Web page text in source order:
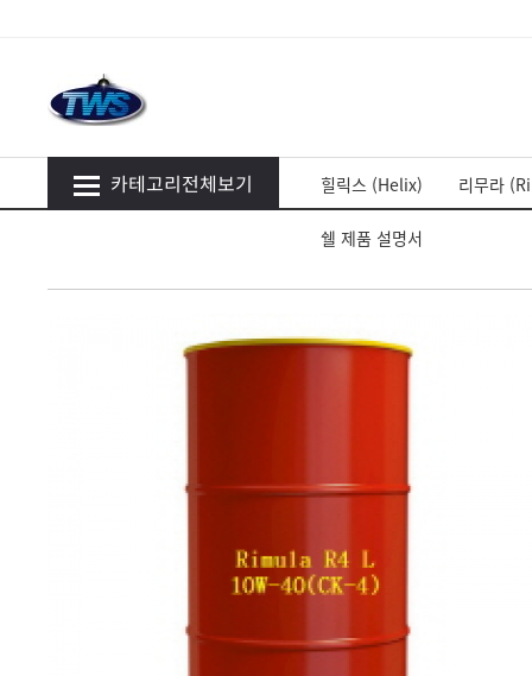
카테고리전체보기 힐릭스 (Helix) 리무라
쉘 제품 설명서